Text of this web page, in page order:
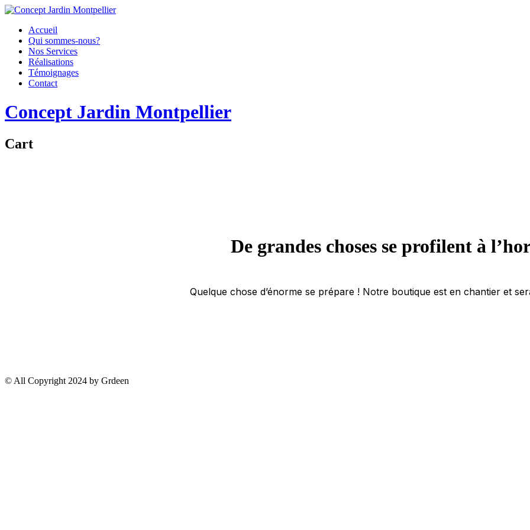
Skip
contentAccueil
Qui sommes-nous?
Nos Services
Réalisations
Témoignages
Contact
Concept Jardin Montpellier
Cart
De grandes choses se profilent à
Quelque chose d’énorme se prépare ! Notre boutique est en chantier et
© All Copyright 2024 by Grdeen